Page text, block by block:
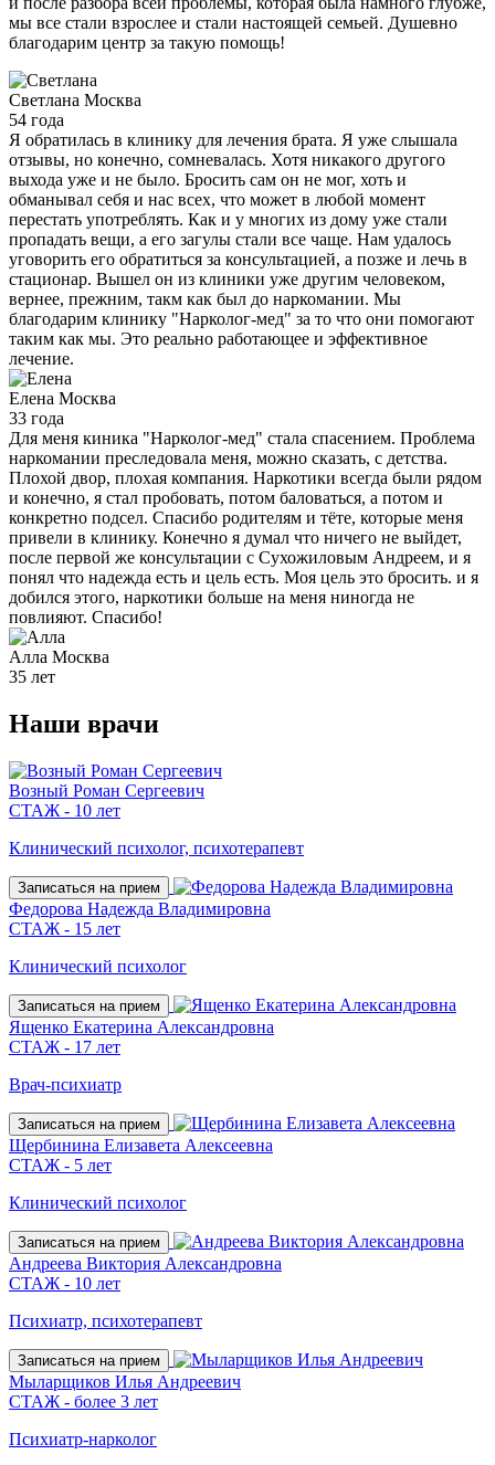
мы все стали взрослее и стали настоящей семьей. Душевно
благодарим центр за такую помощь!
Светлана Москва
54 года
Я обратилась в клинику для лечения брата. Я уже слышала
отзывы, но конечно, сомневалась. Хотя никакого другого
выхода уже и не было. Бросить сам он не мог, хоть и
обманывал себя и нас всех, что может в любой момент
перестать употреблять. Как и у многих из дому уже стали
пропадать вещи, а его загулы стали все чаще. Нам удалось
уговорить его обратиться за консультацией, а позже и лечь в
стационар. Вышел он из клиники уже другим человеком,
вернее, прежним, такм как был до наркомании. Мы
благодарим клинику "Нарколог-мед" за то что они помогают
таким как мы. Это реально работающее и эффективное
лечение.
Елена Москва
33 года
Для меня киника "Нарколог-мед" стала спасением. Проблема
наркомании преследовала меня, можно сказать, с детства.
Плохой двор, плохая компания. Наркотики всегда были рядом
и конечно, я стал пробовать, потом баловаться, а потом и
конкретно подсел. Спасибо родителям и тёте, которые меня
привели в клинику. Конечно я думал что ничего не выйдет,
после первой же консультации с Сухожиловым Андреем, и я
понял что надежда есть и цель есть. Моя цель это бросить. и я
добился этого, наркотики больше на меня ниногда не
повлияют. Спасибо!
Алла Москва
35 лет
Наши врачи
Возный Роман Сергеевич
СТАЖ - 10 лет
Клинический психолог, психотерапевт
Записаться на прием
Федорова Надежда Владимировна
СТАЖ - 15 лет
Клинический психолог
Записаться на прием
Ященко Екатерина Александровна
СТАЖ - 17 лет
Врач-психиатр
Записаться на прием
Щербинина Елизавета Алексеевна
СТАЖ - 5 лет
Клинический психолог
Записаться на прием
Андреева Виктория Александровна
СТАЖ - 10 лет
Психиатр, психотерапевт
Записаться на прием
Мыларщиков Илья Андреевич
СТАЖ - более 3 лет
Психиатр-нарколог